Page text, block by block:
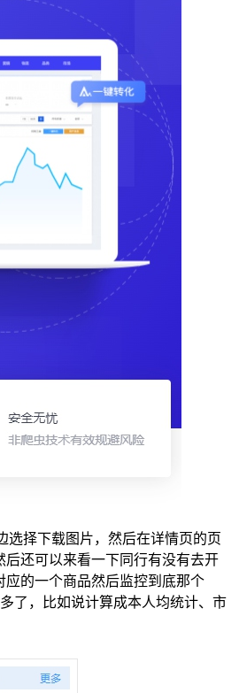
选择下载图片，然后在详情页的页
还可以来看一下同行有没有去开
的一个商品然后监控到底那个
了，比如说计算成本人均统计、市